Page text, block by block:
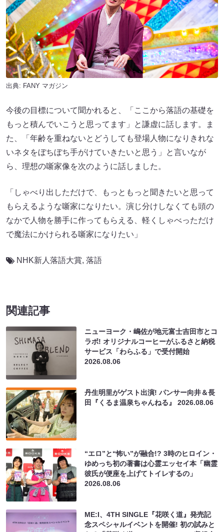
出典: FANY マガジン
今後の目標について聞かれると、「ここから落語の基礎を
もっと積んでいこうと思ってます」と謙虚に話します。ま
た、「年齢を重ねないとどうしても登場人物になりきれな
いネタをぼちぼち手がけていきたいと思う」と言いなが
ら、理想の噺家像を次のように話しました。
「しゃべり出しただけで、もっともっと聞きたいと思って
もらえるような噺家になりたい。演じ分けしなくても頭の
なかで人物を勝手に作ってもらえる、軽くしゃべっただけ
で魔法にかけられる噺家になりたい」
NHK新人落語大賞, 落語
関連記事
ニューヨーク・嶋佐が地元富士吉田市とコ
ラボ! オリジナルコーヒーがふるさと納税
サービス「わらふる」で受付開始
2026.08.06
丹生明里がゲスト出演! パンサー向井＆長
田『くるま温泉ちゃんねる』2026.08.06
“エロ”と“怖い”が融合!? 3時のヒロイン・
ゆめっち初の著書は心霊エッセイ本「幽霊
彼氏が便座を上げてトイレするの」
2026.08.06
ME:I、4TH SINGLE『花咲く道』発売記
念スペシャルイベントを開催! 初の試みと